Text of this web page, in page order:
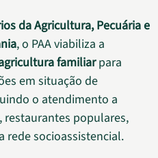
da Agricultura, Pecuária e
, o PAA viabiliza a
familiarpara
em situação de
o atendimento a
restaurantes populares,
rede socioassistencial.